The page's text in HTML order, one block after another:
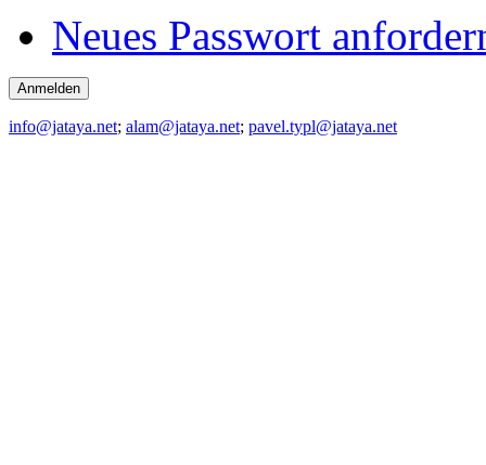
Neues Passwort
info@jataya.net; alam@jataya.net; pavel.typl@jataya.net